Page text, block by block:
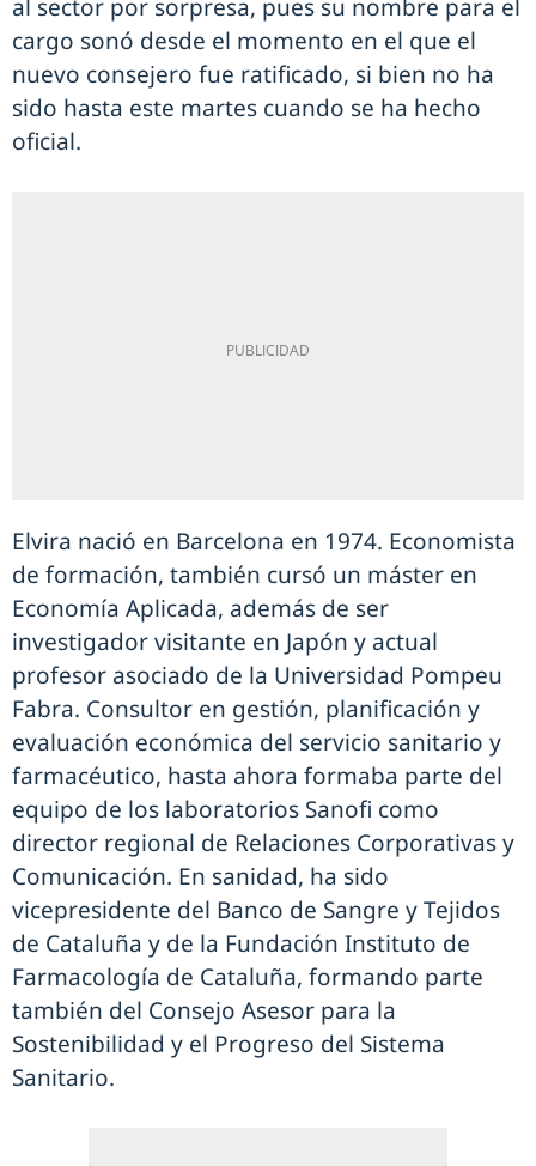
al sector por sorpresa, pues su nombre para el
cargo sonó desde el momento en el que el
nuevo consejero fue ratificado, si bien no ha
sido hasta este martes cuando se ha hecho
oficial.
Elvira nació en Barcelona en 1974. Economista
de formación, también cursó un máster en
Economía Aplicada, además de ser
investigador visitante en Japón y actual
profesor asociado de la Universidad Pompeu
Fabra. Consultor en gestión, planificación y
evaluación económica del servicio sanitario y
farmacéutico, hasta ahora formaba parte del
equipo de los laboratorios Sanofi como
director regional de Relaciones Corporativas y
Comunicación. En sanidad, ha sido
vicepresidente del Banco de Sangre y Tejidos
de Cataluña y de la Fundación Instituto de
Farmacología de Cataluña, formando parte
también del Consejo Asesor para la
Sostenibilidad y el Progreso del Sistema
Sanitario.